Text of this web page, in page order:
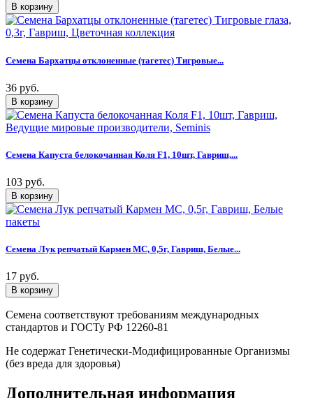
Семена Бархатцы отклоненные (тагетес) Тигровые...
36 руб.
Семена Капуста белокочанная Коля F1, 10шт, Гавриш,...
103 руб.
Семена Лук репчатый Кармен МС, 0,5г, Гавриш, Белые...
17 руб.
Семена соответствуют требованиям международных
стандартов и ГОСТу РФ 12260-81
Не содержат Генетически-Модифицированные Организмы
(без вреда для здоровья)
Дополнительная информация